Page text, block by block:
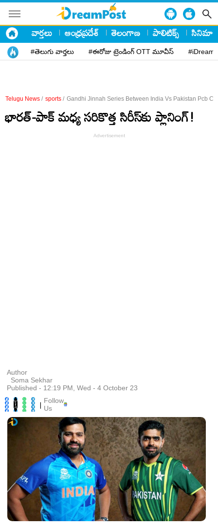
వార్తలు ఆంధ్రప్రదేశ్ తెలంగాణ పాలిటిక్స్ సినిమా
#తెలుగు వార్తలు #ఈరోజు ట్రెండింగ్ OTT మూవీస్
Telugu News / sports / Gandhi Jinnah Series Between India Vs Pakistan Pcb
భారత్‌-పాక్‌ మధ్య సరికొత్త సిరీస్‌కు ప్లానింగ్‌!
Author
Soma Sekhar
Published - 12:19 PM, Wed - 4 October 23
| Follow
Us